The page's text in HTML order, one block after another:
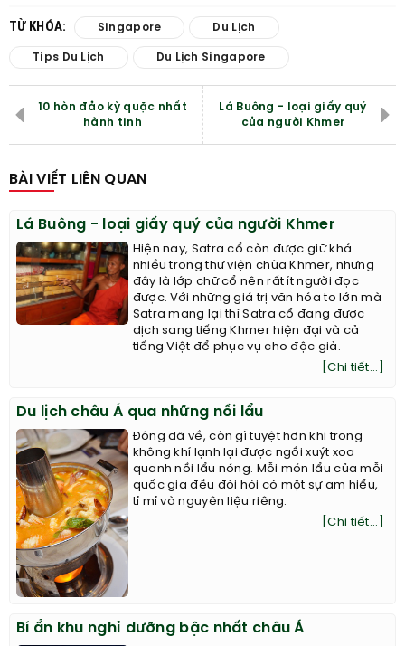
TỪ KHÓA: Singapore Du Lịch
Tips Du Lịch Du Lịch Singapore
10 hòn đảo kỳ quặc nhất
hành tinh
Lá Buông - loại giấy quý
của người Khmer
BÀI VIẾT LIÊN QUAN
Lá Buông - loại giấy quý của người Khmer
Hiện nay, Satra cổ còn được giữ khá
nhiều trong thư viện chùa Khmer, nhưng
đây là lớp chữ cổ nên rất ít người đọc
được. Với những giá trị văn hóa to lớn mà
Satra mang lại thì Satra cổ đang được
dịch sang tiếng Khmer hiện đại và cả
tiếng Việt để phục vụ cho độc giả.
[Chi tiết...]
Du lịch châu Á qua những nồi lẩu
Đông đã về, còn gì tuyệt hơn khi trong
không khí lạnh lại được ngồi xuýt xoa
quanh nồi lẩu nóng. Mỗi món lẩu của mỗi
quốc gia đều đòi hỏi có một sự am hiểu,
tỉ mỉ và nguyên liệu riêng.
[Chi tiết...]
Bí ẩn khu nghỉ dưỡng bậc nhất châu Á